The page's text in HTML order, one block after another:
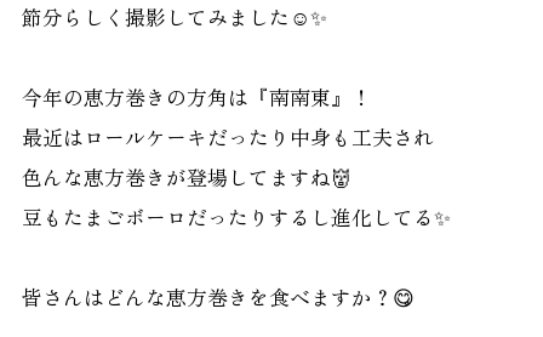
節分らしく撮影してみました☺️✨
今年の恵方巻きの方角は『南南東』！
最近はロールケーキだったり中身も工夫され
色んな恵方巻きが登場してますね👹
豆もたまごボーロだったりするし進化してる✨
皆さんはどんな恵方巻きを食べますか？😋